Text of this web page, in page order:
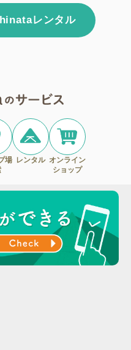
レンタル
場 レンタル オンライン
ショップ